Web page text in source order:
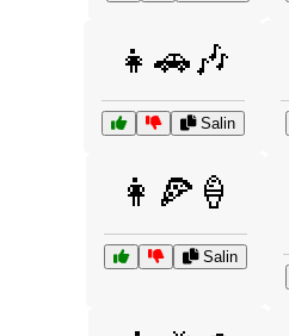
👧🚗🎶
Salin
👩🍕🍦
Salin